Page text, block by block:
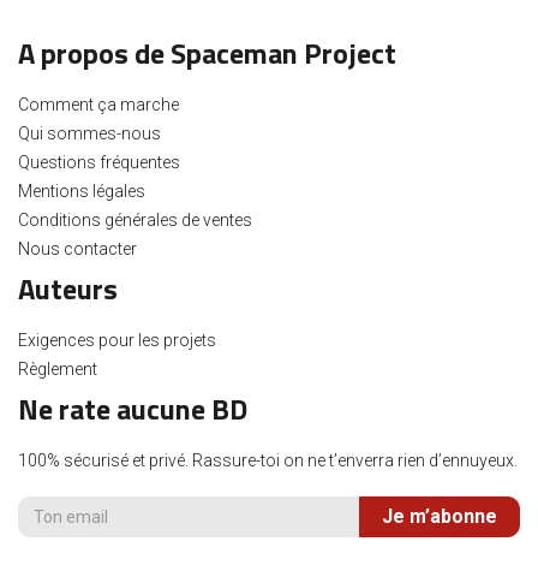
A propos de Spaceman Project
Comment ça marche
Qui sommes-nous
Questions fréquentes
Mentions légales
Conditions générales de ventes
Nous contacter
Auteurs
Exigences pour les projets
Règlement
Ne rate aucune BD
100% sécurisé et privé. Rassure-toi on ne t’enverra rien d’ennuyeux.
Je m’abonne